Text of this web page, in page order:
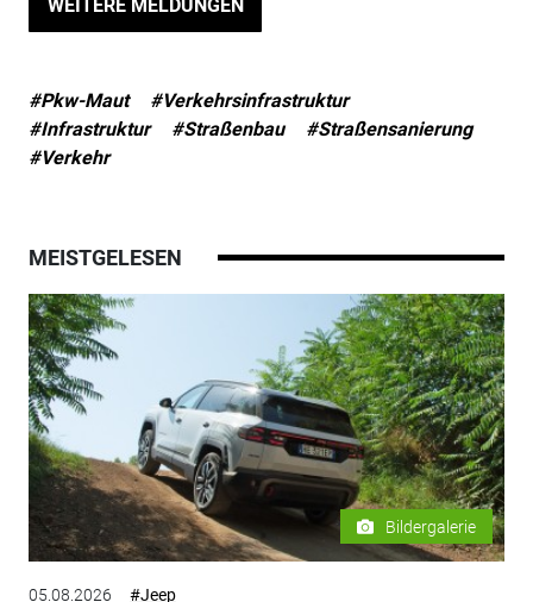
WEITERE MELDUNGEN
#Pkw-Maut
#Verkehrsinfrastruktur
#Infrastruktur
#Straßenbau
#Straßensanierung
#Verkehr
MEISTGELESEN
Bildergalerie
05.08.2026 #Jeep